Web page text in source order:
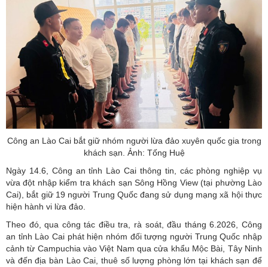
Công an Lào Cai bắt giữ nhóm người lừa đảo xuyên quốc gia trong
khách sạn. Ảnh: Tống Huệ
Ngày 14.6, Công an tỉnh Lào Cai thông tin, các phòng nghiệp vụ
vừa đột nhập kiểm tra khách sạn Sông Hồng View (tại phường Lào
Cai), bắt giữ 19 người Trung Quốc đang sử dụng mạng xã hội thực
hiện hành vi lừa đảo.
Theo đó, qua công tác điều tra, rà soát, đầu tháng 6.2026, Công
an tỉnh Lào Cai phát hiện nhóm đối tượng người Trung Quốc nhập
cảnh từ Campuchia vào Việt Nam qua cửa khẩu Mộc Bài, Tây Ninh
và đến địa bàn Lào Cai, thuê số lượng phòng lớn tại khách sạn để